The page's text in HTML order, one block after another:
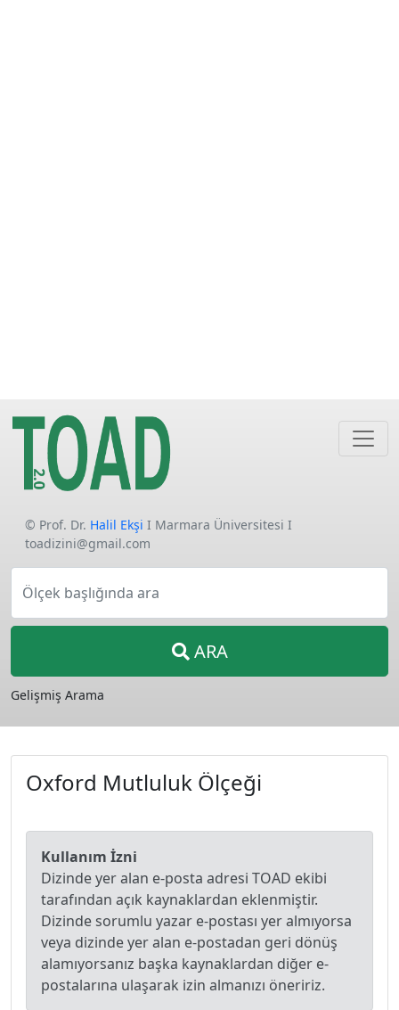
© Prof. Dr. Halil Ekşi I Marmara Üniversitesi I
toadizini@gmail.com
Ölçek başlığında ara
ARA
Gelişmiş Arama
Oxford Mutluluk Ölçeği
Kullanım İzni
Dizinde yer alan e-posta adresi TOAD ekibi
tarafından açık kaynaklardan eklenmiştir.
Dizinde sorumlu yazar e-postası yer almıyorsa
veya dizinde yer alan e-postadan geri dönüş
alamıyorsanız başka kaynaklardan diğer e-
postalarına ulaşarak izin almanızı öneririz.